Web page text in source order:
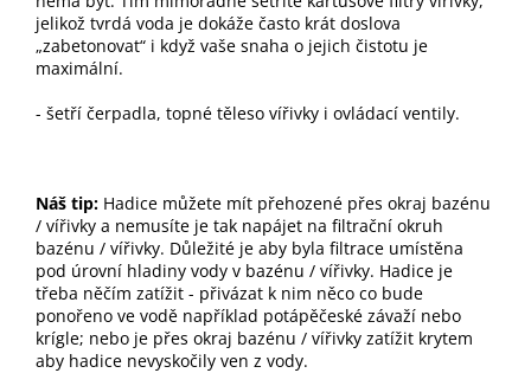
jelikož tvrdá voda je dokáže často krát doslova
„zabetonovat“ i když vaše snaha o jejich čistotu je
maximální.
- šetří čerpadla, topné těleso vířivky i ovládací ventily.
Náš tip: Hadice můžete mít přehozené přes okraj bazénu
/ vířivky a nemusíte je tak napájet na filtrační okruh
bazénu / vířivky. Důležité je aby byla filtrace umístěna
pod úrovní hladiny vody v bazénu / vířivky. Hadice je
třeba něčím zatížit - přivázat k nim něco co bude
ponořeno ve vodě například potápěčeské závaží nebo
krígle; nebo je přes okraj bazénu / vířivky zatížit krytem
aby hadice nevyskočily ven z vody.